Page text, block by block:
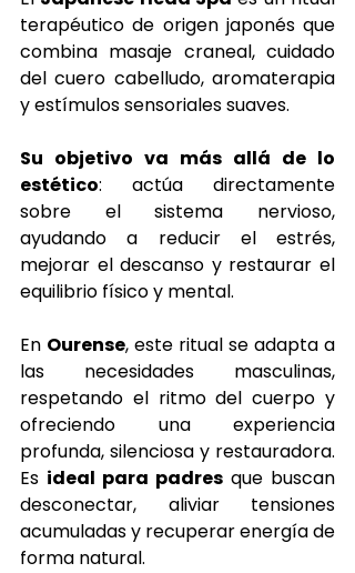
terapéutico de origen japonés que
combina masaje craneal, cuidado
del cuero cabelludo, aromaterapia
y estímulos sensoriales suaves.
Su objetivo va más allá de lo
estético: actúa directamente
sobre el sistema nervioso,
ayudando a reducir el estrés,
mejorar el descanso y restaurar el
equilibrio físico y mental.
En Ourense, este ritual se adapta a
las necesidades masculinas,
respetando el ritmo del cuerpo y
ofreciendo una experiencia
profunda, silenciosa y restauradora.
Es ideal para padres que buscan
desconectar, aliviar tensiones
acumuladas y recuperar energía de
forma natural.